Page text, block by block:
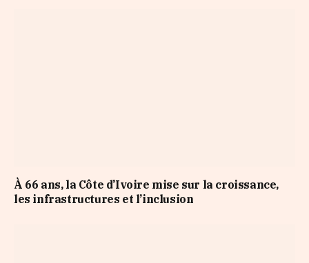
À 66 ans, la Côte d’Ivoire mise sur la croissance,
les infrastructures et l’inclusion